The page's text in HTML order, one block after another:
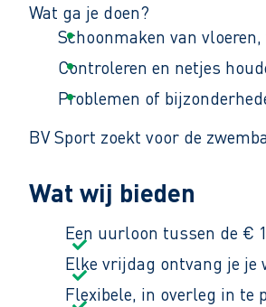
Wat ga je doen?
Schoonmaken van
Controleren en netjes
Problemen of
BV Sport zoekt voor de
Wat wij bieden
Een uurloon tussen de €
Elke vrijdag ontvang je je
Flexibele, in overleg in te